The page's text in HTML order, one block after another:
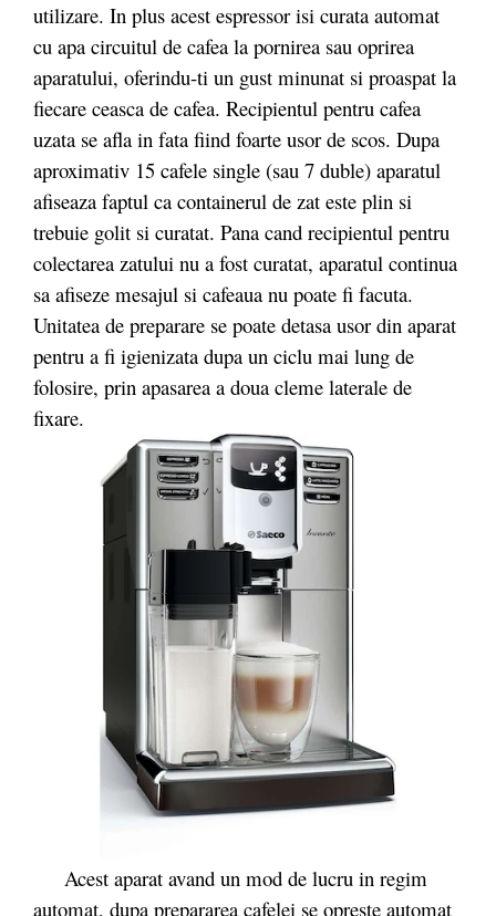
utilizare. In plus acest espressor isi curata automat
cu apa circuitul de cafea la pornirea sau oprirea
aparatului, oferindu-ti un gust minunat si proaspat la
fiecare ceasca de cafea. Recipientul pentru cafea
uzata se afla in fata fiind foarte usor de scos. Dupa
aproximativ 15 cafele single (sau 7 duble) aparatul
afiseaza faptul ca containerul de zat este plin si
trebuie golit si curatat. Pana cand recipientul pentru
colectarea zatului nu a fost curatat, aparatul continua
sa afiseze mesajul si cafeaua nu poate fi facuta.
Unitatea de preparare se poate detasa usor din aparat
pentru a fi igienizata dupa un ciclu mai lung de
folosire, prin apasarea a doua cleme laterale de
fixare.
Acest aparat avand un mod de lucru in regim
automat, dupa prepararea cafelei se opreste automat